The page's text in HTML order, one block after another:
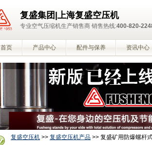
复盛集团|上海复盛空压机
专业空气压缩机生产销售商 销售热线:400-820-
首页 产品中心 配件与保养 资讯中心
复盛空压机 >> 复盛空压机产品 >> 复盛矿用防爆螺杆